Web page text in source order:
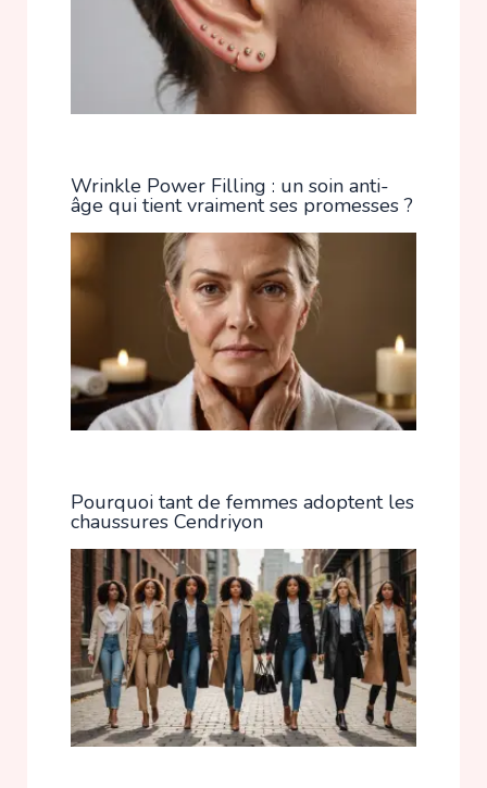
Wrinkle Power Filling : un soin anti-
âge qui tient vraiment ses promesses ?
Pourquoi tant de femmes adoptent les
chaussures Cendriyon